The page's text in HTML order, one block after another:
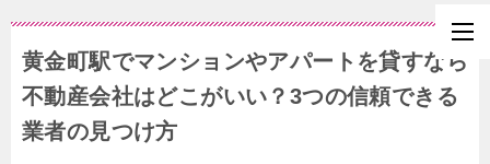
黄金町駅でマンションやアパートを貸すなら
不動産会社はどこがいい？3つの信頼できる
業者の見つけ方